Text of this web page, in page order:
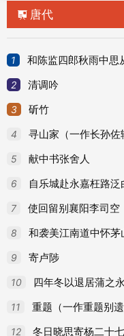
46 偶题
48 杏溪十首·架水藤
49 中秋夜洞庭圆月
50 崔少卿鹤
51 新昌里
52 杏园
53 闲居
54 句
55 谢韬光上人赠百龄
56 咏贵游
57 剑器词三首
58 从军乐二首
59 文宗皇帝挽词三首
 唐代
1 和陈监四郎秋雨中思
2 清调吟
3 斫竹
4 寻山家（一作长孙佐
5 献中书张舍人
6 自乐城赴永嘉枉路
7 使回留别襄阳李司空
8 和袭美江南道中怀
9 寄卢陟
10 四年冬以退居蒲之
11 重题（一作重题别遗
12 冬日晓思寄杨二十